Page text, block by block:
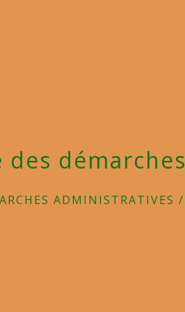
des démarches
ADMINISTRATIVES /